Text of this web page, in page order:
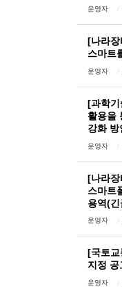
운영자
[나라장
스마트
운영자
[과학기
활용을
강화 방
운영자
[나라장
스마트
용역(
운영자
[국토교
지정
운영자